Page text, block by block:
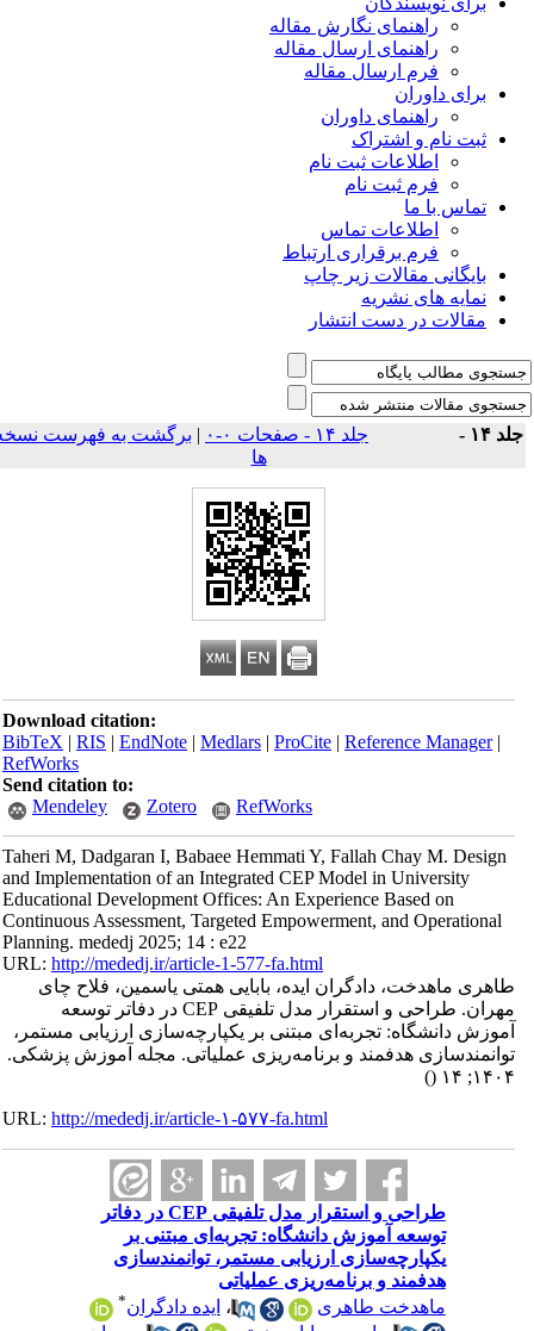
راهنمای نگارش مقاله
راهنمای ارسال مقاله
فرم ارسال مقاله
برای داوران
راهنمای داوران
ثبت نام و اشتراک
اطلاعات ثبت نام
فرم ثبت نام
تماس با ما
اطلاعات تماس
فرم برقراری ارتباط
بایگانی مقالات زیر چاپ
نمایه های نشریه
مقالات در دست انتشار
۱۴ - جلد ۱۴ - صفحات ۰-۰ | برگشت به فهرست نسخه
ها
Download citation:
BibTeX|RIS|EndNote|Medlars|ProCite|Reference Manager
RefWorks
Send citation to:
Mendeley
Zotero RefWorks
Taheri M, Dadgaran I, Babaee Hemmati Y, Fallah Chay M. Design
and Implementation of an Integrated CEP Model in University
Educational Development Offices: An Experience Based on
Continuous Assessment, Targeted Empowerment, and Operational
Planning. mededj 2025; 14 : e22
URL:http://mededj.ir/article-1-577-fa.html
طاهری ماهدخت، دادگران ایده، بابایی همتی یاسمین، فلاح چای
مهران. طراحی و استقرار مدل تلفیقی CEP در دفاتر توسعه
آموزش دانشگاه: تجربه‌ای مبتنی بر یکپارچه‌سازی ارزیابی مستمر،
توانمندسازی هدفمند و برنامه‌ریزی عملیاتی. مجله آموزش پزشکی.
۱۴۰۴; ۱۴
()
URL:http://mededj.ir/article-۱-۵۷۷-fa.html
طراحی و استقرار مدل تلفیقی CEP در دفاتر
توسعه آموزش دانشگاه: تجربه‌ای مبتنی بر
یکپارچه‌سازی ارزیابی مستمر، توانمندسازی
هدفمند و برنامه‌ریزی عملیاتی
ماهدخت طاهری
،ایده دادگران *